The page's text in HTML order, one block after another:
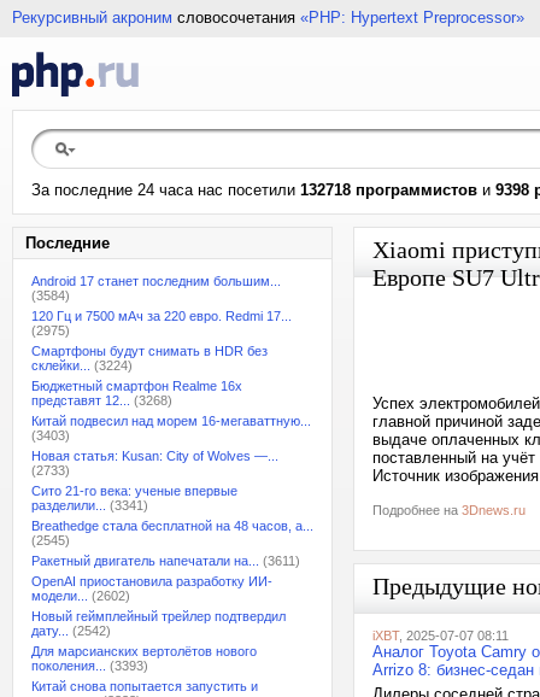
Рекурсивный акроним словосочетания «PHP: Hypertext Preprocessor»
За последние 24 часа нас посетили 132718 программистов и 9398
Последние
Android 17 станет последним большим...
(3584)
120 Гц и 7500 мАч за 220 евро. Redmi 17...
(2975)
Смартфоны будут снимать в HDR без
склейки...
(3224)
Бюджетный смартфон Realme 16x
представят 12...
(3268)
Китай подвесил над морем 16-мегаваттную...
(3403)
Новая статья: Kusan: City of Wolves —...
(2733)
Сито 21-го века: ученые впервые
разделили...
(3341)
Breathedge стала бесплатной на 48 часов, а...
(2545)
Ракетный двигатель напечатали на...
(3611)
OpenAI приостановила разработку ИИ-
модели...
(2602)
Новый геймплейный трейлер подтвердил
дату...
(2542)
Для марсианских вертолётов нового
поколения...
(3393)
Китай снова попытается запустить и
Xiaomi
Европе SU7
Успех
главной причиной
выдаче оплаченных
поставленный на
Источник
Подробнее на 3Dnews.ru
Предыдущие
iXBT, 2025-07-07 08:11
Аналог Toyota Camry
Arrizo 8: бизнес-